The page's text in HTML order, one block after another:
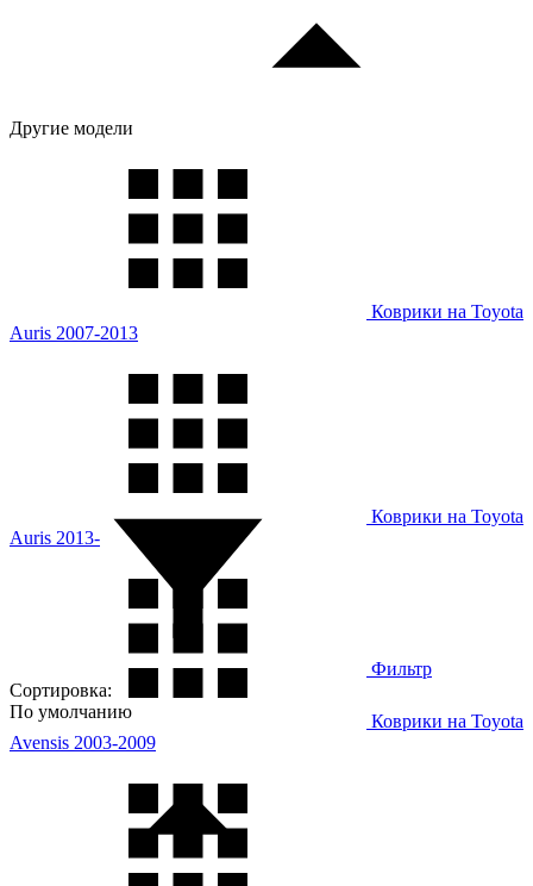
Другие модели
Коврики на Toyota
Auris 2007-2013
Коврики на Toyota
Auris 2013-
Коврики на Toyota
Avensis 2003-2009
Фильтр
Сортировка:
По умолчанию